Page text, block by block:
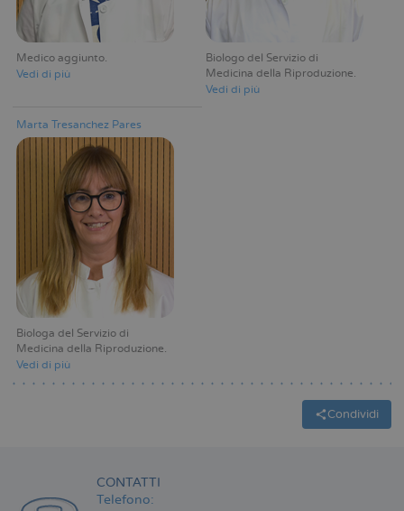
Medico aggiunto
Vedi di più
Biologo del Servizio di
Medicina della Riproduzione
Vedi di più
Marta Tresanchez Pares
Biologa del Servizio di
Medicina della Riproduzione
Vedi di più
Condividi
CONTATTI
Telefono: